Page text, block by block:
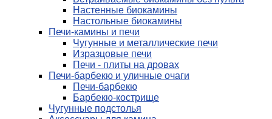
Настенные биокамины
Настольные биокамины
Печи-камины и печи
Чугунные и металлические печи
Изразцовые печи
Печи - плиты на дровах
Печи-барбекю и уличные очаги
Печи-барбекю
Барбекю-кострище
Чугунные подстолья